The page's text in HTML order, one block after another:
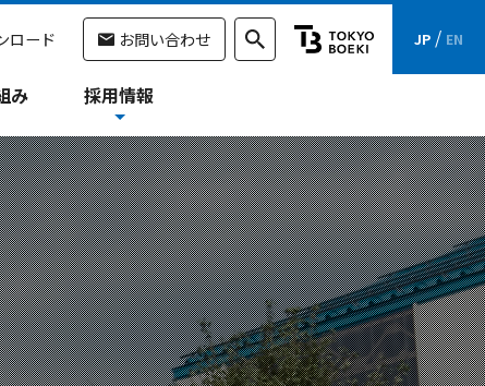
JP / EN
み 採用情報
ロード お問い合わせ